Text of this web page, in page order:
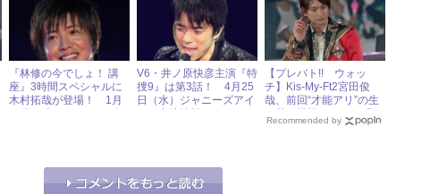
『林修の今でしょ！ 講
座』3時間スペシャルに
木村拓哉が登場！ 1月
V6・井ノ原快彦主演『特
捜9』は第3話！ 4月25
日（水）ジャニーズアイ
【プレバト!! ウォッ
チ】Kis-My-Ft2宮田俊
哉、前回“才能アリ”の生
け花に挑戦するも、「お
もしろみがない」とバッ
Recommended by